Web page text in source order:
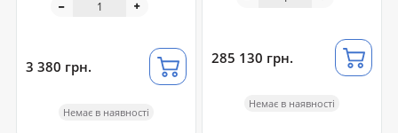
3 380 грн.
Немає в наявності
285 130 грн.
Немає в наявності